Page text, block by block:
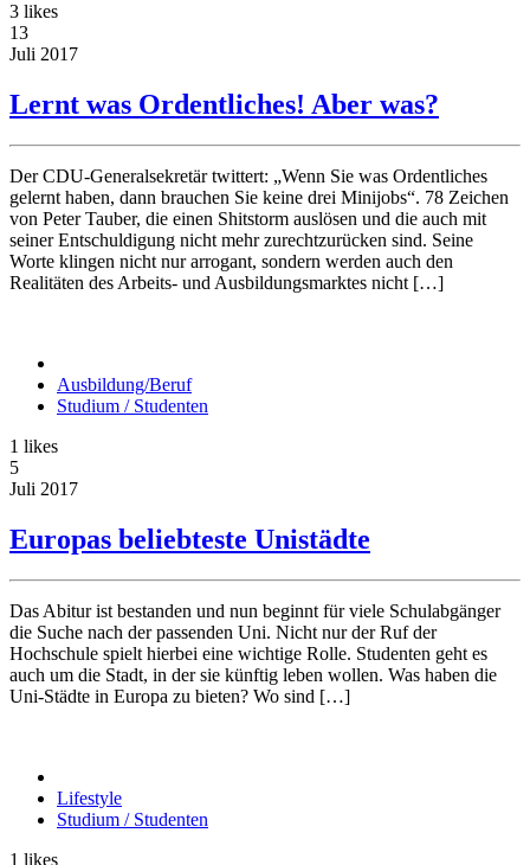
3 likes
13
Juli 2017
Lernt was Ordentliches! Aber was?
Der CDU-Generalsekretär twittert: „Wenn Sie was Ordentliches
gelernt haben, dann brauchen Sie keine drei Minijobs“. 78 Zeichen
von Peter Tauber, die einen Shitstorm auslösen und die auch mit
seiner Entschuldigung nicht mehr zurechtzurücken sind. Seine
Worte klingen nicht nur arrogant, sondern werden auch den
Realitäten des Arbeits- und Ausbildungsmarktes nicht […]
Ausbildung/Beruf
Studium / Studenten
1 likes
5
Juli 2017
Europas beliebteste Unistädte
Das Abitur ist bestanden und nun beginnt für viele Schulabgänger
die Suche nach der passenden Uni. Nicht nur der Ruf der
Hochschule spielt hierbei eine wichtige Rolle. Studenten geht es
auch um die Stadt, in der sie künftig leben wollen. Was haben die
Uni-Städte in Europa zu bieten? Wo sind […]
Lifestyle
Studium / Studenten
1 likes